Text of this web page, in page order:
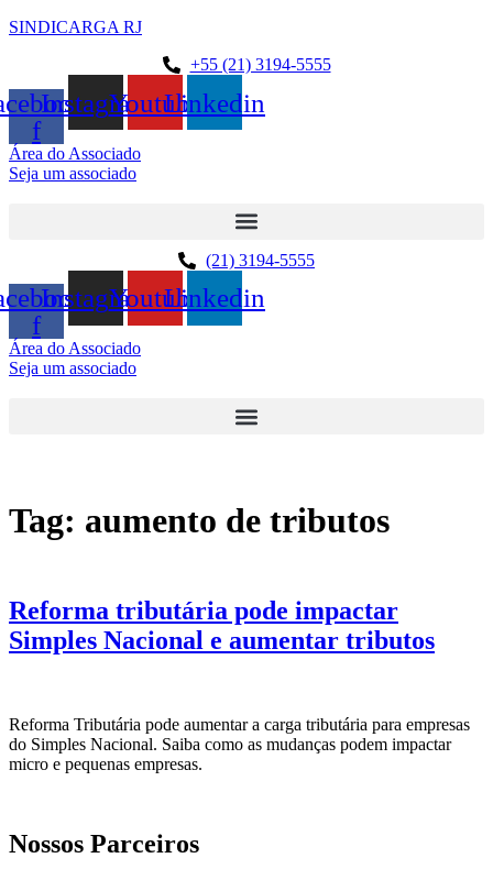
SINDICARGA RJ
+55 (21) 3194-5555
f
InstagramYoutubeLinkedin
Área do Associado
Seja um associado
(21) 3194-5555
f
InstagramYoutubeLinkedin
Área do Associado
Seja um associado
Tag: aumento de tributos
Reforma tributária pode impactar
Simples Nacional e aumentar tributos
Reforma Tributária pode aumentar a carga tributária para empresas
do Simples Nacional. Saiba como as mudanças podem impactar
micro e pequenas empresas.
Nossos Parceiros